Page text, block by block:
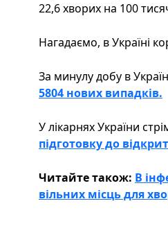
22,6 хворих на 100
Нагадаємо, в Україні
За минулу добу в
5804 нових випадків.
У лікарнях України
підготовку до
Читайте також: В
вільних місць для